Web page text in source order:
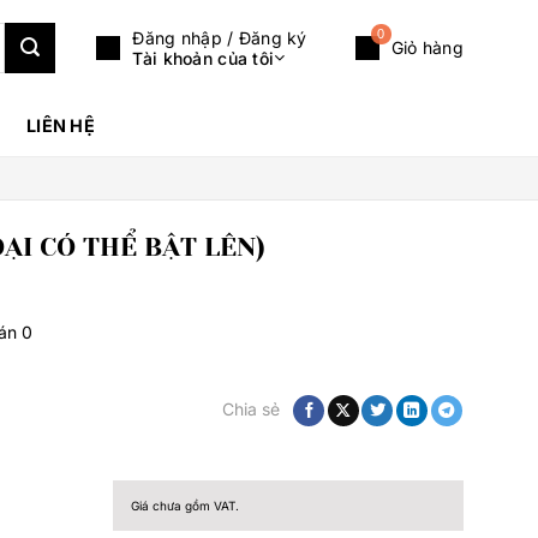
Đăng nhập / Đăng ký
Tài khoản của tôi
Giỏ hàng
0
LIÊN HỆ
CÓ THỂ BẬT LÊN)
0
Chia sẻ
Giá chưa gồm VAT.